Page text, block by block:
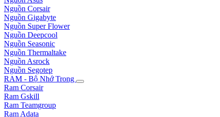
Nguồn Corsair
Nguồn Gigabyte
Nguồn Super Flower
Nguồn Deepcool
Nguồn Seasonic
Nguồn Thermaltake
Nguồn Asrock
Nguồn Segotep
RAM - Bộ Nhớ Trong
Ram Corsair
Ram Gskill
Ram Teamgroup
Ram Adata